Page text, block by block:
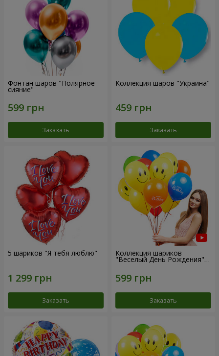
Фонтан шаров "Полярное
сияние"
Заказать
Коллекция шаров "Украина"
Заказать
5 шариков "Я тебя люблю"
Заказать
Коллекция шариков
"Веселый День Рождения" -
7 шариков
Заказать